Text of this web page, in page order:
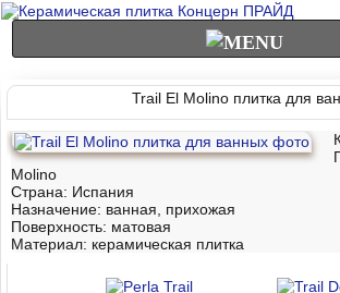
Trail El Molino плитка для
Molino
Страна: Испания
Назначение: ванная, прихожая
Поверхность: матовая
Материал: керамическая плитка